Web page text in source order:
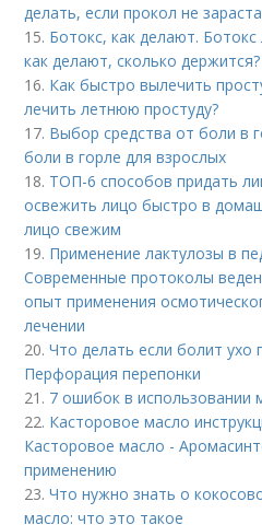
делать, если прокол не
15. Ботокс, как делают.
как делают, сколько держится?
16. Как быстро вылечить
лечить летнюю простуду?
17. Выбор средства от боли в
боли в горле для взрослых
18. ТОП-6 способов придать
освежить лицо быстро в
лицо свежим
19. Применение лактулозы в
Современные протоколы
опыт применения
лечении
20.Что делать если болит ухо
Перфорация перепонки
21. 7 ошибок в использовании
22. Касторовое масло
Касторовое масло -
применению
23.Что нужно знать о
масло: что это такое